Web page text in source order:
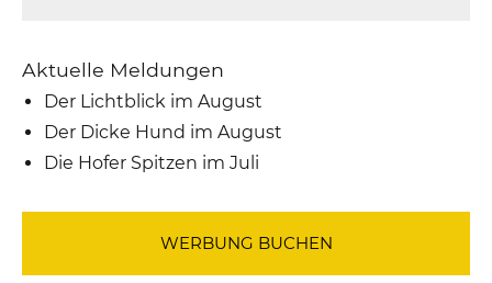
Aktuelle Meldungen
Der Lichtblick im August
Der Dicke Hund im August
Die Hofer Spitzen im Juli
WERBUNG BUCHEN